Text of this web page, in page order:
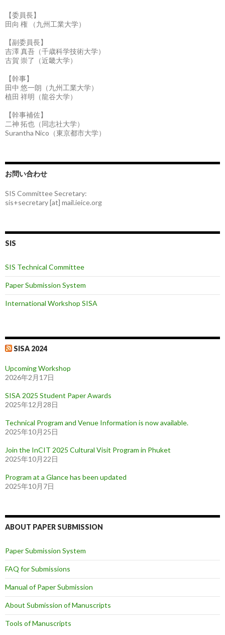
【委員長】
田向 権 （九州工業大学）
【副委員長】
吉澤 真吾（千歳科学技術大学）
古賀 崇了（近畿大学）
【幹事】
田中 悠一朗（九州工業大学）
植田 祥明（龍谷大学）
【幹事補佐】
二神 拓也（同志社大学）
Surantha Nico（東京都市大学）
お問い合わせ
SIS Committee Secretary:
sis+secretary [at] mail.ieice.org
SIS
SIS Technical Committee
Paper Submission System
International Workshop SISA
SISA 2024
Upcoming Workshop
2026年2月17日
SISA 2025 Student Paper Awards
2025年12月28日
Technical Program and Venue Information is now available.
2025年10月25日
Join the InCIT 2025 Cultural Visit Program in Phuket
2025年10月22日
Program at a Glance has been updated
2025年10月7日
ABOUT PAPER SUBMISSION
Paper Submission System
FAQ for Submissions
Manual of Paper Submission
About Submission of Manuscripts
Tools of Manuscripts